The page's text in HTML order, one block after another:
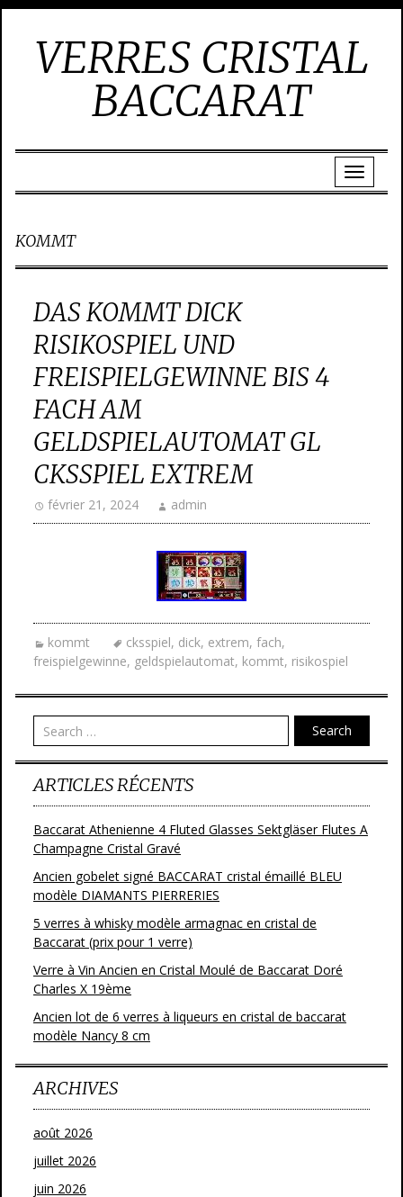
VERRES CRISTAL
BACCARAT
KOMMT
DAS KOMMT DICK
RISIKOSPIEL UND
FREISPIELGEWINNE BIS 4
FACH AM
GELDSPIELAUTOMAT GL
CKSSPIEL EXTREM
février 21, 2024 admin
kommt cksspiel, dick, extrem, fach,
freispielgewinne, geldspielautomat, kommt, risikospiel
Search
ARTICLES RÉCENTS
Baccarat Athenienne 4 Fluted Glasses Sektgläser Flutes A
Champagne Cristal Gravé
Ancien gobelet signé BACCARAT cristal émaillé BLEU
modèle DIAMANTS PIERRERIES
5 verres à whisky modèle armagnac en cristal de
Baccarat (prix pour 1 verre)
Verre à Vin Ancien en Cristal Moulé de Baccarat Doré
Charles X 19ème
Ancien lot de 6 verres à liqueurs en cristal de baccarat
modèle Nancy 8 cm
ARCHIVES
août 2026
juillet 2026
juin 2026